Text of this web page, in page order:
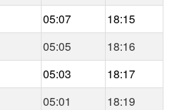
05:07
18:15
05:05
18:16
05:03
18:17
05:01
18:19